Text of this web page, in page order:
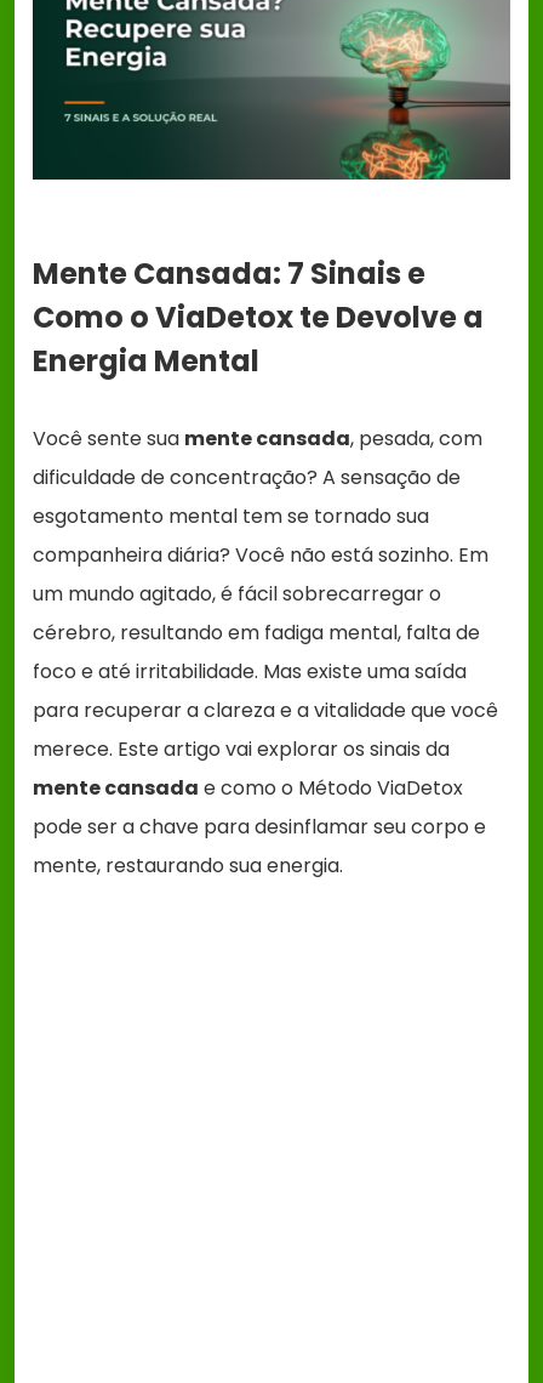
Mente Cansada: 7 Sinais e
Como o ViaDetox te Devolve a
Energia Mental
Você sente sua mente cansada, pesada, com
dificuldade de concentração? A sensação de
esgotamento mental tem se tornado sua
companheira diária? Você não está sozinho. Em
um mundo agitado, é fácil sobrecarregar o
cérebro, resultando em fadiga mental, falta de
foco e até irritabilidade. Mas existe uma saída
para recuperar a clareza e a vitalidade que você
merece. Este artigo vai explorar os sinais da
mente cansada e como o Método ViaDetox
pode ser a chave para desinflamar seu corpo e
mente, restaurando sua energia.